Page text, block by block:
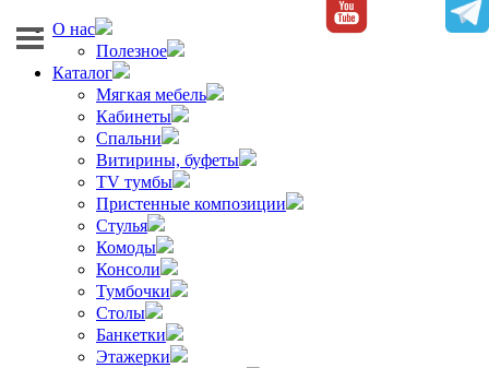
О нас
Полезное
Каталог
Мягкая мебель
Кабинеты
Спальни
Витирины, буфеты
TV тумбы
Пристенные композиции
Стулья
Комоды
Консоли
Тумбочки
Столы
Банкетки
Этажерки